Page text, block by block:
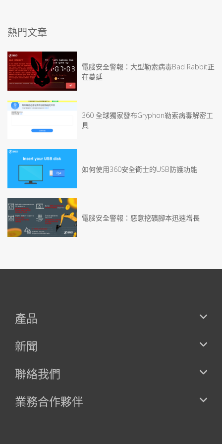
熱門文章
電腦安全警報：大型勒索病毒Bad Rabbit正
在蔓延
360 全球獨家發布Gryphon勒索病毒解密工
具
如何使用360安全衛士的USB防護功能
電腦安全警報：惡意挖礦腳本迅速增長
產品
新聞
聯絡我們
業務合作夥伴